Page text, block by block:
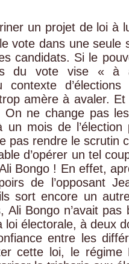
un projet de loi à
vote dans une seule
candidats. Si le
du vote vise « à
amère à avaler.
On ne change pas
mois de l’élection
pas rendre le scrutin
d’opérer un tel
Bongo ! En effet,
de l’opposant
sort encore un
Bongo n’avait pas
électorale, à deux
entre les
cette loi, le régime